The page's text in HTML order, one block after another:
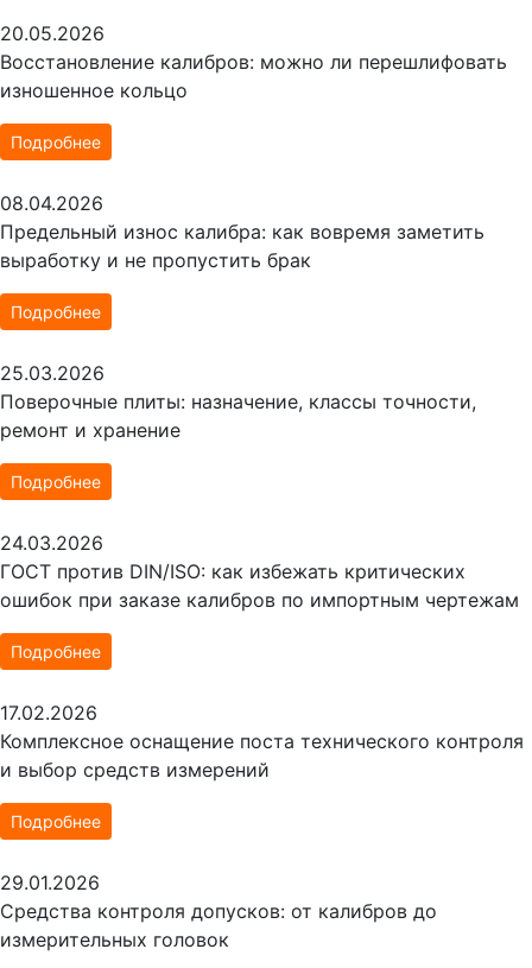
20.05.2026
Восстановление калибров: можно ли перешлифовать
изношенное кольцо
Подробнее
08.04.2026
Предельный износ калибра: как вовремя заметить
выработку и не пропустить брак
Подробнее
25.03.2026
Поверочные плиты: назначение, классы точности,
ремонт и хранение
Подробнее
24.03.2026
ГОСТ против DIN/ISO: как избежать критических
ошибок при заказе калибров по импортным чертежам
Подробнее
17.02.2026
Комплексное оснащение поста технического контроля
и выбор средств измерений
Подробнее
29.01.2026
Средства контроля допусков: от калибров до
измерительных головок